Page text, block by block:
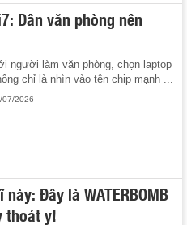
Dân văn phòng nên
người làm văn phòng, chọn laptop
chỉ là nhìn vào tên chip mạnh ...
07/2026
Đây là WATERBOMB
thoát y!